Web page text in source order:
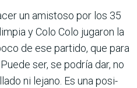
un amistoso por los 35
y Colo Colo jugaron la
de ese partido, que para
ser, se podría dar, no
ni lejano. Es una posi­